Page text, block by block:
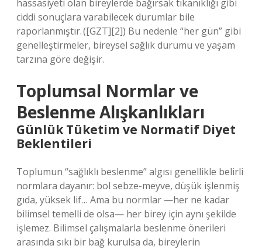
hassasiyeti olan bireylerde bağırsak tıkanıklığı gibi
ciddi sonuçlara varabilecek durumlar bile
raporlanmıştır. ([GZT][2]) Bu nedenle “her gün” gibi
genelleştirmeler, bireysel sağlık durumu ve yaşam
tarzına göre değişir.
Toplumsal Normlar ve
Beslenme Alışkanlıkları
Günlük Tüketim ve Normatif Diyet
Beklentileri
Toplumun “sağlıklı beslenme” algısı genellikle belirli
normlara dayanır: bol sebze-meyve, düşük işlenmiş
gıda, yüksek lif… Ama bu normlar —her ne kadar
bilimsel temelli de olsa— her birey için aynı şekilde
işlemez. Bilimsel çalışmalarla beslenme önerileri
arasında sıkı bir bağ kurulsa da, bireylerin